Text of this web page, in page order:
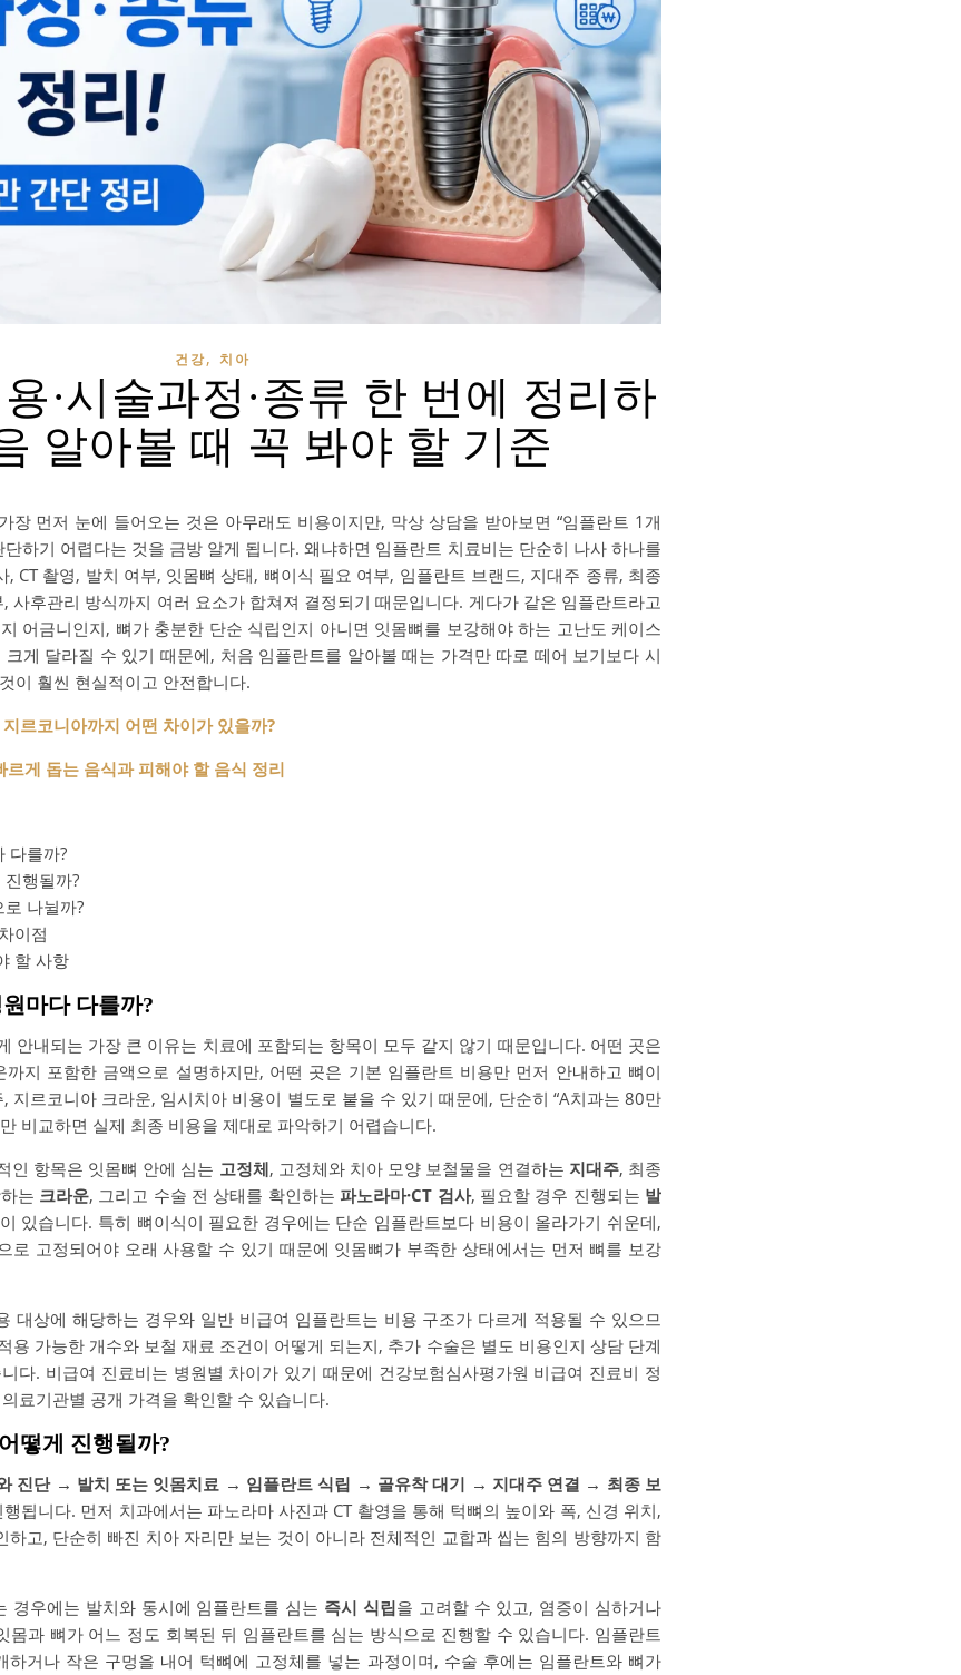
건강, 치아
·시술과정·종류 한 번에 정리하
알아볼 때 꼭 봐야 할 기준
장 먼저 눈에 들어오는 것은 아무래도 비용이지만, 막상 상담을 받아보면 “임플란트 1개
하기 어렵다는 것을 금방 알게 됩니다. 왜냐하면 임플란트 치료비는 단순히 나사 하나를
CT 촬영, 발치 여부, 잇몸뼈 상태, 뼈이식 필요 여부, 임플란트 브랜드, 지대주 종류, 최종
사후관리 방식까지 여러 요소가 합쳐져 결정되기 때문입니다. 게다가 같은 임플란트라고
어금니인지, 뼈가 충분한 단순 식립인지 아니면 잇몸뼈를 보강해야 하는 고난도 케이스
게 달라질 수 있기 때문에, 처음 임플란트를 알아볼 때는 가격만 따로 떼어 보기보다 시
이 훨씬 현실적이고 안전합니다.
르코니아까지 어떤 차이가 있을까?
게 돕는 음식과 피해야 할 음식 정리
다를까?
행될까?
나뉠까?
이점
할 사항
마다 다를까?
안내되는 가장 큰 이유는 치료에 포함되는 항목이 모두 같지 않기 때문입니다. 어떤 곳은
지 포함한 금액으로 설명하지만, 어떤 곳은 기본 임플란트 비용만 먼저 안내하고 뼈이
지르코니아 크라운, 임시치아 비용이 별도로 붙을 수 있기 때문에, 단순히 “A치과는 80만
비교하면 실제 최종 비용을 제대로 파악하기 어렵습니다.
인 항목은 잇몸뼈 안에 심는 고정체, 고정체와 치아 모양 보철물을 연결하는 지대주, 최종
는 크라운, 그리고 수술 전 상태를 확인하는파노라마·CT 검사, 필요할 경우 진행되는 발
있습니다. 특히 뼈이식이 필요한 경우에는 단순 임플란트보다 비용이 올라가기 쉬운데,
로 고정되어야 오래 사용할 수 있기 때문에 잇몸뼈가 부족한 상태에서는 먼저 뼈를 보강
대상에 해당하는 경우와 일반 비급여 임플란트는 비용 구조가 다르게 적용될 수 있으므
용 가능한 개수와 보철 재료 조건이 어떻게 되는지, 추가 수술은 별도 비용인지 상담 단계
다. 비급여 진료비는 병원별 차이가 있기 때문에 건강보험심사평가원 비급여 진료비 정
료기관별 공개 가격을 확인할 수 있습니다.
떻게 진행될까?
진단 → 발치 또는 잇몸치료 → 임플란트 식립 → 골유착 대기 → 지대주 연결 → 최종 보
행됩니다. 먼저 치과에서는 파노라마 사진과 CT 촬영을 통해 턱뼈의 높이와 폭, 신경 위치,
하고, 단순히 빠진 치아 자리만 보는 것이 아니라 전체적인 교합과 씹는 힘의 방향까지 함
경우에는 발치와 동시에 임플란트를 심는 즉시 식립을 고려할 수 있고, 염증이 심하거나
몸과 뼈가 어느 정도 회복된 뒤 임플란트를 심는 방식으로 진행할 수 있습니다. 임플란트
하거나 작은 구멍을 내어 턱뼈에 고정체를 넣는 과정이며, 수술 후에는 임플란트와 뼈가